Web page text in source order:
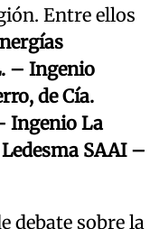
Entre ellos
– Ingenio
de Cía.
Ingenio La
SAAI –
debate sobre la